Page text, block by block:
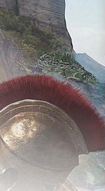
2:
-
GB
Assassin's Creed
Shadows
Размер: 117 GB